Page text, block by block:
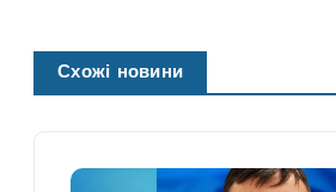
Схожі новини